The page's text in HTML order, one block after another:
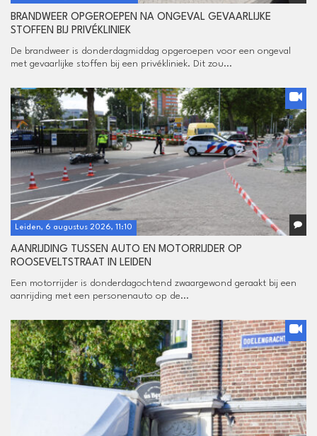
BRANDWEER OPGEROEPEN NA ONGEVAL GEVAARLIJKE
STOFFEN BIJ PRIVÉKLINIEK
De brandweer is donderdagmiddag opgeroepen voor een ongeval
met gevaarlijke stoffen bij een privékliniek. Dit zou...
Leiden, 6 augustus 2026, 11:10
AANRIJDING TUSSEN AUTO EN MOTORRIJDER OP
ROOSEVELTSTRAAT IN LEIDEN
Een motorrijder is donderdagochtend zwaargewond geraakt bij een
aanrijding met een personenauto op de...